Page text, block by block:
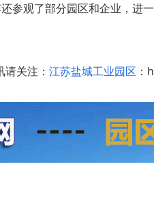
参观了部分园区和企业，进
关注： 江苏盐城工业园区